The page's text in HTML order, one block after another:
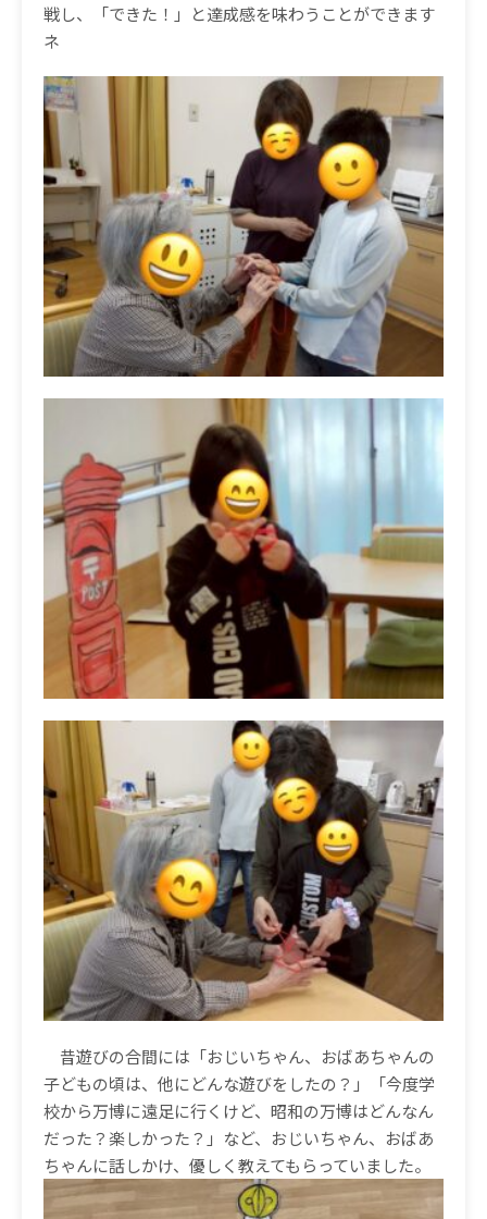
戦し、「できた！」と達成感を味わうことができます
ネ
昔遊びの合間には「おじいちゃん、おばあちゃんの
子どもの頃は、他にどんな遊びをしたの？」「今度学
校から万博に遠足に行くけど、昭和の万博はどんなん
だった？楽しかった？」など、おじいちゃん、おばあ
ちゃんに話しかけ、優しく教えてもらっていました。